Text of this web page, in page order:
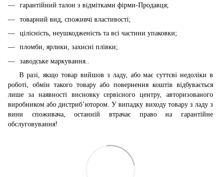
гарантійний талон з відмітками фірми-Продавця;
товарний вид, споживчі властивості;
цілісність, неушкодженість та всі частини упаковки;
пломби, ярлики, захисні плівки;
заводське маркування..
В разі, якщо товар вийшов з ладу, або має суттєві недоліки в
роботі, обмін такого товару або повернення коштів відбувається
лише за наявності висновку сервісного центру, авторизованого
виробником або дистриб’ютором. У випадку виходу товару з ладу з
вини споживача, останній втрачає право на гарантійне
обслуговування!